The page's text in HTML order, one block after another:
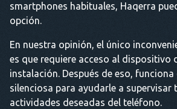
smartphones habituales, Haqerra
opción.
En nuestra opinión, el único
es que requiere acceso al dispositivo
instalación. Después de eso,
silenciosa para ayudarle a supervisar
actividades deseadas del teléfono.